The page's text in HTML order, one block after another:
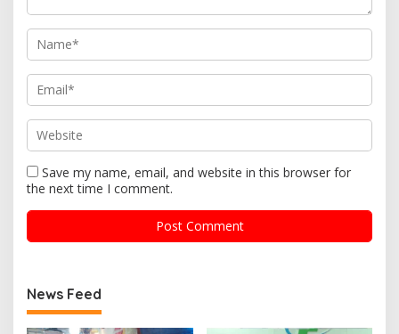
Save my name, email, and website in this browser for
the next time I comment.
News Feed